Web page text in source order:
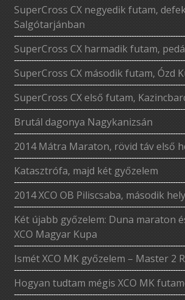
SuperCross CX negyedik futam,
Salgótarjánban
SuperCross CX harmadik futam,
SuperCross CX második futam, Ózd
SuperCross CX első futam,
Brutál dagonya Nagykanizsán
2014 Mátra Maraton, rövid táv első
Katasztrófa, majd két győzelem
2014 XCO OB Piliscsaba, második hely
Két újabb győzelem: Duna maraton
XCO Magyar Kupa
Ismét XCO MK győzelem – Master 2
Hogyan tudtam mégis XCO MK